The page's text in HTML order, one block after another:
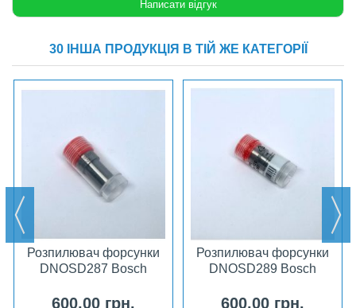
30 ІНША ПРОДУКЦІЯ В ТІЙ ЖЕ КАТЕГОРІЇ
Розпилювач форсунки
DNOSD287 Bosch
600,00 грн.
Розпилювач форсунки
DNOSD289 Bosch
600,00 грн.